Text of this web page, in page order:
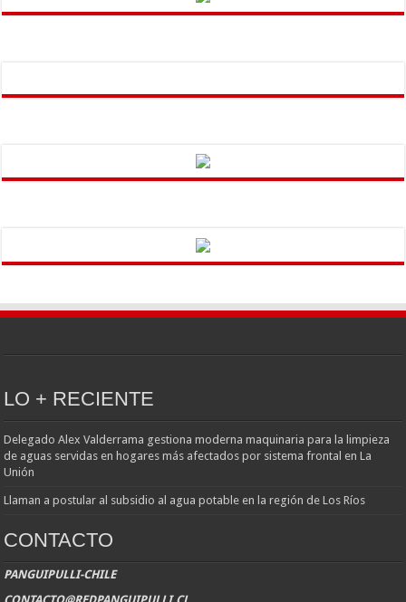
LO + RECIENTE
Delegado Alex Valderrama gestiona moderna maquinaria para la limpieza
de aguas servidas en hogares más afectados por sistema frontal en La
Unión
Llaman a postular al subsidio al agua potable en la región de Los Ríos
CONTACTO
PANGUIPULLI-CHILE